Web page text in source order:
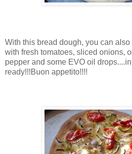
With this bread dough, you can
with fresh tomatoes, sliced onions,
pepper and some EVO oil
ready!!!Buon appetito!!!!